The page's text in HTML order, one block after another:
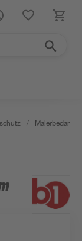
/ Malerbedarf